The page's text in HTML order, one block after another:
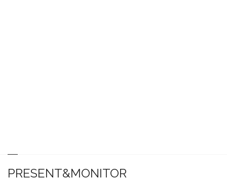
PRESENT&MONITOR